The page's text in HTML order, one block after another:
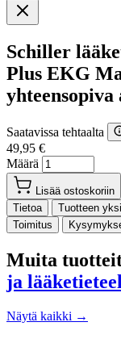
Schiller
Plus EKG
Saatavissa tehtaalta
49,95 €
Määrä
Lisää ostoskoriin
Tietoa
Tuotteen
Toimitus
Muita
ja
Näytä kaikki →